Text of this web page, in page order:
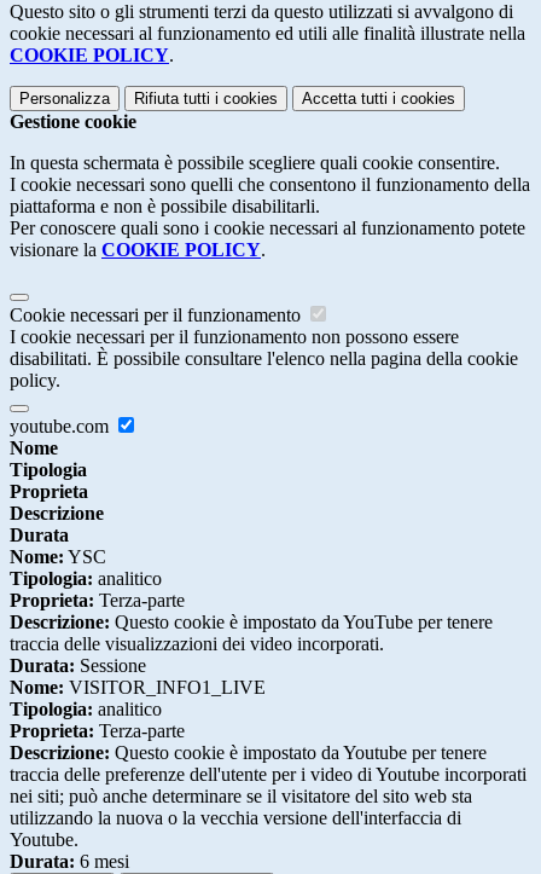
Questo sito o gli strumenti terzi da questo utilizzati si avvalgono di
cookie necessari al funzionamento ed utili alle finalità illustrate nella
COOKIE POLICY.
Personalizza Rifiuta tutti i cookies Accetta tutti i cookies
Gestione cookie
In questa schermata è possibile scegliere quali cookie consentire.
I cookie necessari sono quelli che consentono il funzionamento della
piattaforma e non è possibile disabilitarli.
Per conoscere quali sono i cookie necessari al funzionamento potete
visionare la COOKIE POLICY.
Cookie necessari per il funzionamento
I cookie necessari per il funzionamento non possono essere
disabilitati. È possibile consultare l'elenco nella pagina della cookie
policy.
youtube.com
Nome
Tipologia
Proprieta
Descrizione
Durata
Nome: YSC
Tipologia: analitico
Proprieta: Terza-parte
Descrizione: Questo cookie è impostato da YouTube per tenere
traccia delle visualizzazioni dei video incorporati.
Durata: Sessione
Nome: VISITOR_INFO1_LIVE
Tipologia: analitico
Proprieta: Terza-parte
Descrizione: Questo cookie è impostato da Youtube per tenere
traccia delle preferenze dell'utente per i video di Youtube incorporati
nei siti; può anche determinare se il visitatore del sito web sta
utilizzando la nuova o la vecchia versione dell'interfaccia di
Youtube.
Durata: 6 mesi